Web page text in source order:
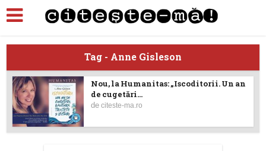
Tag - Anne Gisleson
Nou, la Humanitas: „Iscoditorii. Un an
de cugetări...
deciteste-ma.ro